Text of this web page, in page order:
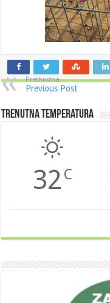
Prethodna
Previous Post
Trenutna Temperatura
32 C